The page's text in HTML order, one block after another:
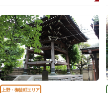
上野・御徒町エリア